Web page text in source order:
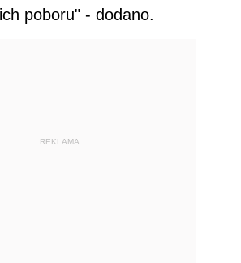
poboru" - dodano.
REKLAMA